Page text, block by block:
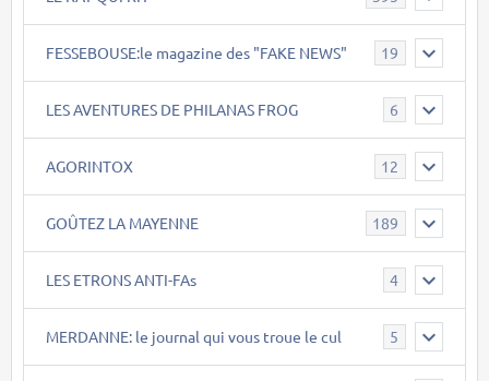
FESSEBOUSE:le magazine des "FAKE NEWS" 19
LES AVENTURES DE PHILANAS FROG 6
AGORINTOX 12
GOÛTEZ LA MAYENNE 189
LES ETRONS ANTI-FAs 4
MERDANNE: le journal qui vous troue le cul 5